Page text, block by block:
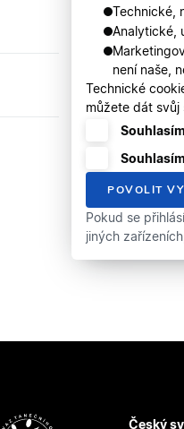
Registrován
Český
Technické,
Analytické,
není naše,
Technické
můžete dát svůj
POVOLIT
Pokud se
jiných